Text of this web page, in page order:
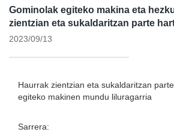
Gominolak egiteko makina eta
zientzian eta sukaldaritzan parte
2023/09/13
Haurrak zientzian eta sukaldaritzan
egiteko makinen mundu liluragarria
Sarrera: